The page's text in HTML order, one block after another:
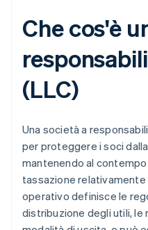
Che cos'è
(LLC)
Una società a
per proteggere i soci
mantenendo al
tassazione relativamente
operativo definisce le
distribuzione degli utili, le